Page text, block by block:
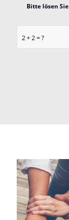
2 + 2 = ?
Bitte lösen